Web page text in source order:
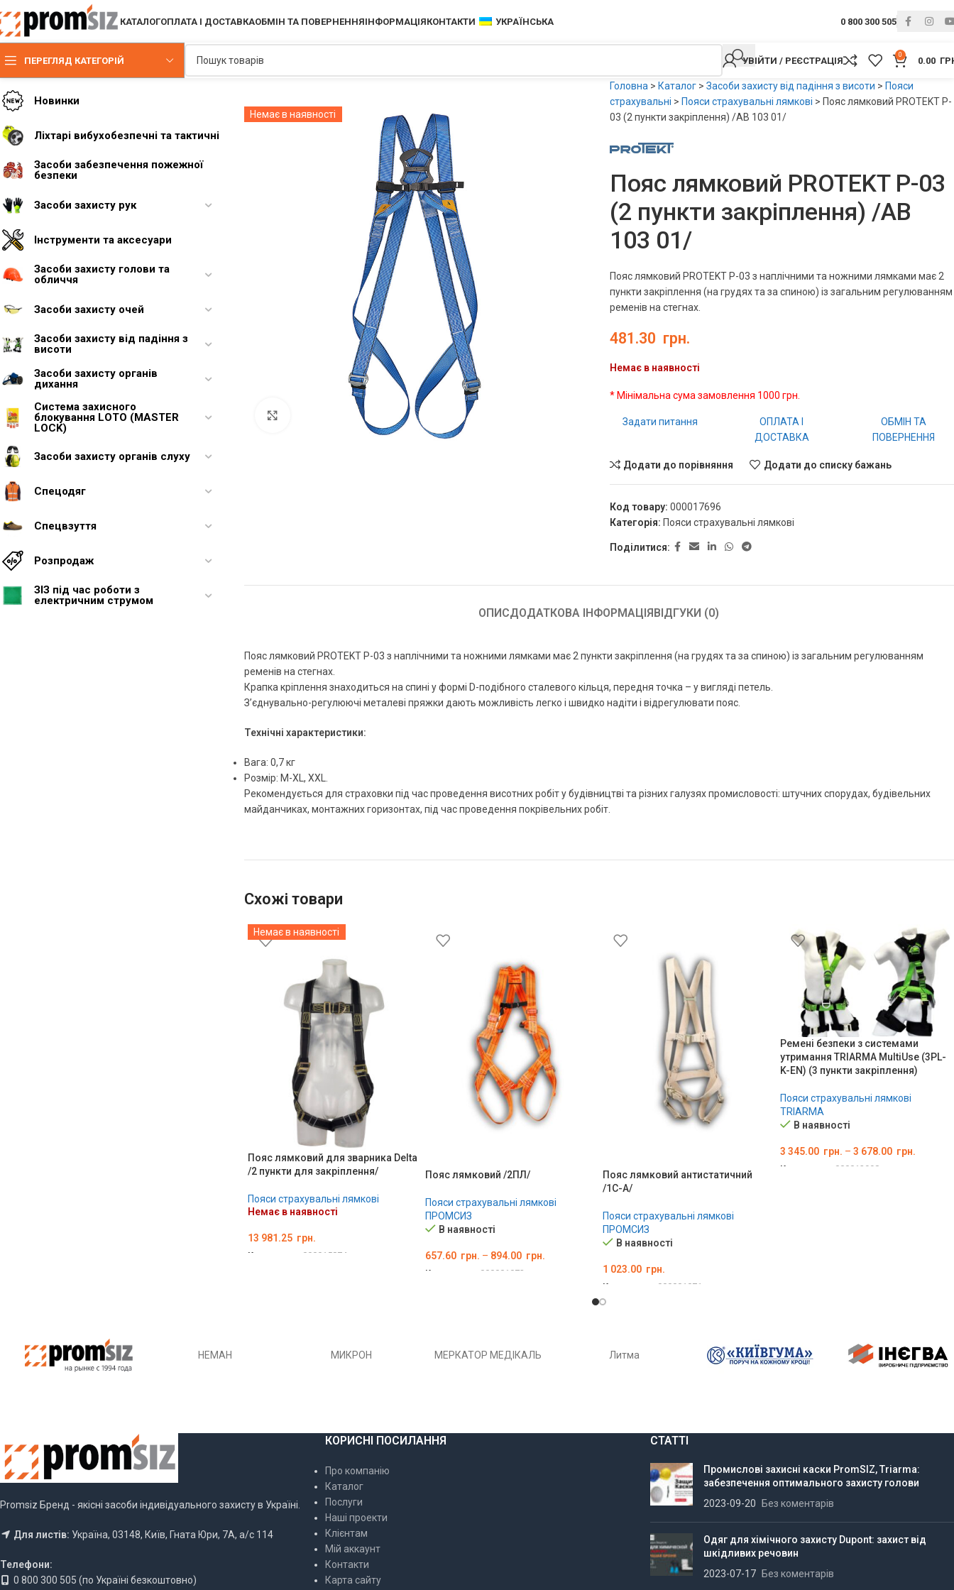
КАТАЛОГОПЛАТА І ДОСТАВКАОБМІН ТА ПОВЕРНЕННЯІНФОРМАЦІЯКОНТАКТИ УКРАЇНСЬКА 0 800 300 505
ПЕРЕГЛЯД КАТЕГОРІЙ УВІЙТИ / РЕЄСТРАЦІЯ
0
0.00
Новинки
Ліхтарі вибухобезпечні та тактичні
Засоби забезпечення пожежної
безпеки
Засоби захисту рук
Інструменти та аксесуари
Засоби захисту голови та
обличчя
Засоби захисту очей
Засоби захисту від падіння з
висоти
Засоби захисту органів
дихання
Система захисного
блокування LOTO (MASTER
LOCK)
Засоби захисту органів слуху
Спецодяг
Спецвзуття
Розпродаж
ЗІЗ під час роботи з
електричним струмом
Немає в наявності
Головна > Каталог> Засоби захисту від падіння з висоти > Пояси
страхувальні > Пояси страхувальні лямкові > Пояс лямковий PROTEKT P-
03 (2 пункти закріплення) /AB 103 01/
Пояс лямковий PROTEKT P-03
(2 пункти закріплення) /AB
103 01/
Пояс лямковий PROTEKT P-03 з наплічними та ножними лямками має 2
пункти закріплення (на грудях та за спиною) із загальним регулюванням
ременів на стегнах.
481.30 грн.
Немає в наявності
* Мінімальна сума замовлення 1000 грн.
Задати питання
ОПЛАТА І
ДОСТАВКА
ОБМІН ТА
ПОВЕРНЕННЯ
Додати до порівняння Додати до списку бажань
Код товару: 000017696
Категорія: Пояси страхувальні лямкові
Поділитися:
ОПИСДОДАТКОВА ІНФОРМАЦІЯВІДГУКИ (0)
Пояс лямковий PROTEKT P-03 з наплічними та ножними лямками має 2 пункти закріплення (на грудях та за спиною) із загальним регулюванням
ременів на стегнах.
Крапка кріплення знаходиться на спині у формі D-подібного сталевого кільця, передня точка – у вигляді петель.
З’єднувально-регулюючі металеві пряжки дають можливість легко і швидко надіти і відрегулювати пояс.
Технічні характеристики:
Вага: 0,7 кг
Розмір: M-XL, XXL.
Рекомендується для страховки під час проведення висотних робіт у будівництві та різних галузях промисловості: штучних спорудах, будівельних
майданчиках, монтажних горизонтах, під час проведення покрівельних робіт.
Схожі товари
Немає в наявності
Пояс лямковий для зварника Delta
/2 пункти для закріплення/
Пояси страхувальні лямкові
Немає в наявності
13 981.25 грн.
Код товару: 000015874
Пояс лямковий /2ПЛ/
Пояси страхувальні лямкові
ПРОМСИЗ
В наявності
657.60 грн. – 894.00 грн.
Код товару: 000001072
Пояс лямковий антистатичний
/1С-А/
Пояси страхувальні лямкові
ПРОМСИЗ
В наявності
1 023.00 грн.
Код товару: 000001071
Ремені безпеки з системами
утримання TRIARMA MultiUse (3PL-
K-EN) (3 пункти закріплення)
Пояси страхувальні лямкові
TRIARMA
В наявності
3 345.00 грн. – 3 678.00 грн.
Код товару: 000012998
НЕМАН МИКРОН МЕРКАТОР МЕДІКАЛЬ Литма
Promsiz Бренд - якісні засоби індивідуального захисту в Україні.
Для листів: Україна, 03148, Київ, Гната Юри, 7А, а/с 114
Телефони:
0 800 300 505 (по Україні безкоштовно)
КОРИСНІ ПОСИЛАННЯ
Про компанію
Каталог
Послуги
Наші проекти
Клієнтам
Мій аккаунт
Контакти
Карта сайту
СТАТТІ
Промислові захисні каски PromSIZ, Triarma:
забезпечення оптимального захисту голови
2023-09-20
Без коментарів
Одяг для хімічного захисту Dupont: захист від
шкідливих речовин
2023-07-17
Без коментарів